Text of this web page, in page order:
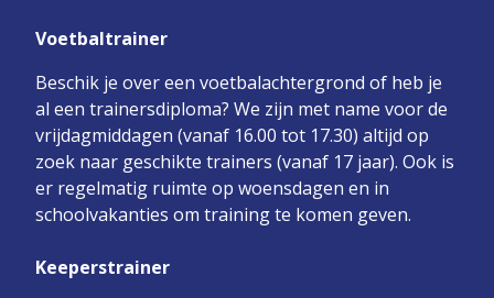
Voetbaltrainer
Beschik je over een voetbalachtergrond of heb je
al een trainersdiploma? We zijn met name voor de
vrijdagmiddagen (vanaf 16.00 tot 17.30) altijd op
zoek naar geschikte trainers (vanaf 17 jaar). Ook is
er regelmatig ruimte op woensdagen en in
schoolvakanties om training te komen geven.
Keeperstrainer